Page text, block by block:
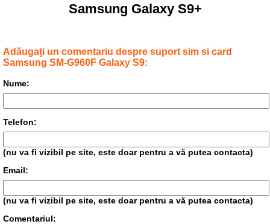
Samsung Galaxy S9+
Adăugaţi un comentariu despre suport sim si card
Samsung SM-G960F Galaxy S9:
Nume:
Telefon:
(nu va fi vizibil pe site, este doar pentru a vă putea contacta)
Email:
(nu va fi vizibil pe site, este doar pentru a vă putea contacta)
Comentariul: